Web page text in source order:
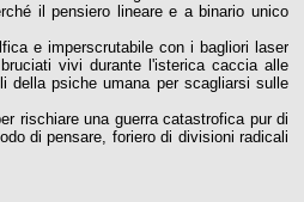
il pensiero lineare e a binario unico
e imperscrutabile con i bagliori laser
vivi durante l'isterica caccia alle
della psiche umana per scagliarsi sulle
rischiare una guerra catastrofica pur di
di pensare, foriero di divisioni radicali